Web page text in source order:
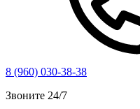
8 (960) 030-38-38
Звоните 24/7